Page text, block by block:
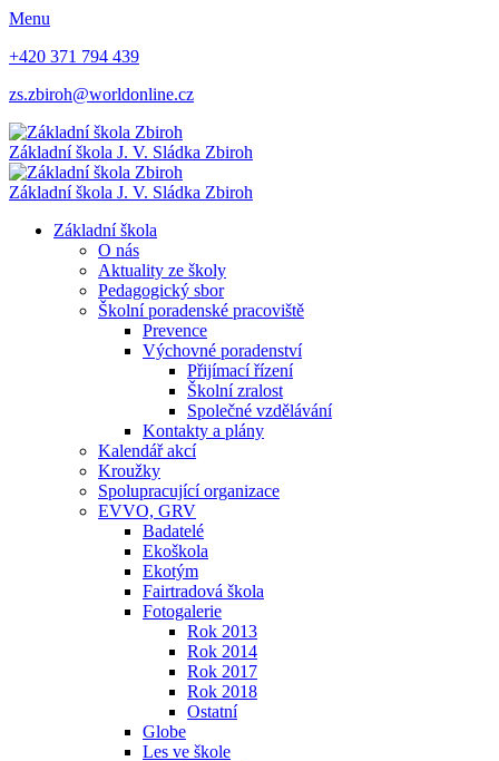
Menu
+420 371 794 439
zs.zbiroh@worldonline.cz
Základní škola J. V. Sládka Zbiroh
Základní škola J. V. Sládka Zbiroh
Základní škola
O nás
Aktuality ze školy
Pedagogický sbor
Školní poradenské pracoviště
Prevence
Výchovné poradenství
Přijímací řízení
Školní zralost
Společné vzdělávání
Kontakty a plány
Kalendář akcí
Kroužky
Spolupracující organizace
EVVO, GRV
Badatelé
Ekoškola
Ekotým
Fairtradová škola
Fotogalerie
Rok 2013
Rok 2014
Rok 2017
Rok 2018
Ostatní
Globe
Les ve škole